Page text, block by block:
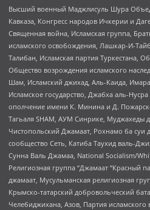
Высший военный Маджлисуль Шура
Кавказа, Конгресс народов Ичкерии и
Священная война, Исламская группа,
исламского освобождения, Лашкар-И-
Талибан, Исламская партия Туркестана,
Общество возрождения исламского
Шам, Исламский джихад, Аль-Каида,
Исламское государство, Джабха аль-
ополчение имени К. Минина и Д.
Тагьаля SHAM, АУМ Синрике, Муджахеды
Чистопольский Джамаат, Рохнамо ба суи
сообщество Сеть, Катиба Таухид валь-
Сунна Валь Джамаа, National Socialism/
Религиозная группа “Джамаат “Красный
джамаат, Мусульманская религиозная
Крымско-татарский добровольческий
Челебиджихана, Азов, Партия исламского